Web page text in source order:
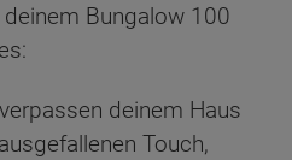
Bungalow 100
deinem Haus
Touch,